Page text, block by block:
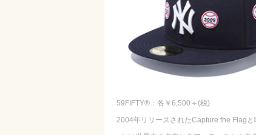
59FIFTY®：各￥6,500＋(税)
2004年リリースされたCapture the Flag